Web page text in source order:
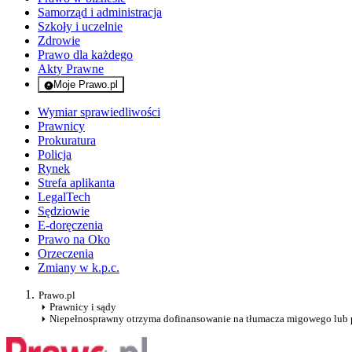
Samorząd i administracja
Szkoły i uczelnie
Zdrowie
Prawo dla każdego
Akty Prawne
Moje Prawo.pl
- rejestracja i logowanie do serwisu
Wymiar sprawiedliwości
Prawnicy
Prokuratura
Policja
Rynek
Strefa aplikanta
LegalTech
Sędziowie
E-doręczenia
Prawo na Oko
Orzeczenia
Zmiany w k.p.c.
Prawo.pl
Prawnicy i sądy
Niepełnosprawny otrzyma dofinansowanie na tłumacza migowego